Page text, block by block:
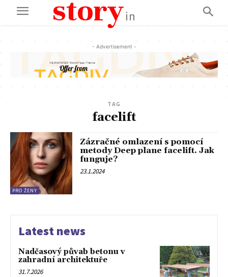
storyin
- Advertisement -
TAG
facelift
PRO ŽENY
Zázračné omlazení s pomocí
metody Deep plane facelift. Jak
funguje?
23.1.2024
Latest news
Nadčasový půvab betonu v
zahradní architektuře
31.7.2026